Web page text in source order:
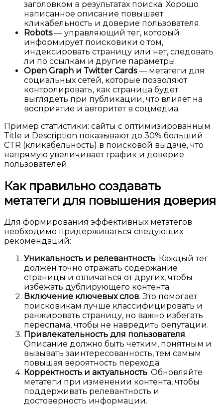
заголовком в результатах поиска. Хорошо
написанное описание повышает
кликабельность и доверие пользователя.
Robots— управляющий тег, который
информирует поисковики о том,
индексировать страницу или нет, следовать
ли по ссылкам и другие параметры.
Open Graph и Twitter Cards— метатеги для
социальных сетей, которые позволяют
контролировать, как страница будет
выглядеть при публикации, что влияет на
восприятие и авторитет в соцмедиа.
Пример статистики: сайты с оптимизированным
Title и Description показывают до 30% больший
CTR (кликабельность) в поисковой выдаче, что
напрямую увеличивает трафик и доверие
пользователей.
Как правильно создавать
метатеги для повышения доверия
Для формирования эффективных метатегов
необходимо придерживаться следующих
рекомендаций:
Уникальность и релевантность. Каждый тег
должен точно отражать содержание
страницы и отличаться от других, чтобы
избежать дублирующего контента.
Включение ключевых слов. Это помогает
поисковикам лучше классифицировать и
ранжировать страницу, но важно избегать
переспама, чтобы не навредить репутации.
Привлекательность для пользователя.
Описание должно быть четким, понятным и
вызывать заинтересованность, тем самым
повышая вероятность перехода.
Корректность и актуальность. Обновляйте
метатеги при изменении контента, чтобы
поддерживать релевантность и
достоверность информации.